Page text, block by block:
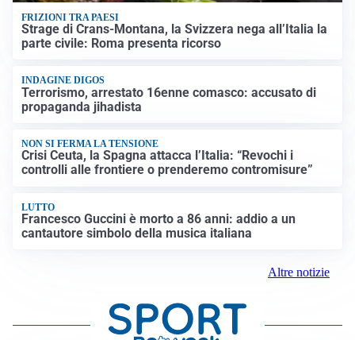
FRIZIONI TRA PAESI
Strage di Crans-Montana, la Svizzera nega all’Italia la
parte civile: Roma presenta ricorso
INDAGINE DIGOS
Terrorismo, arrestato 16enne comasco: accusato di
propaganda jihadista
NON SI FERMA LA TENSIONE
Crisi Ceuta, la Spagna attacca l’Italia: “Revochi i
controlli alle frontiere o prenderemo contromisure”
LUTTO
Francesco Guccini è morto a 86 anni: addio a un
cantautore simbolo della musica italiana
Altre notizie